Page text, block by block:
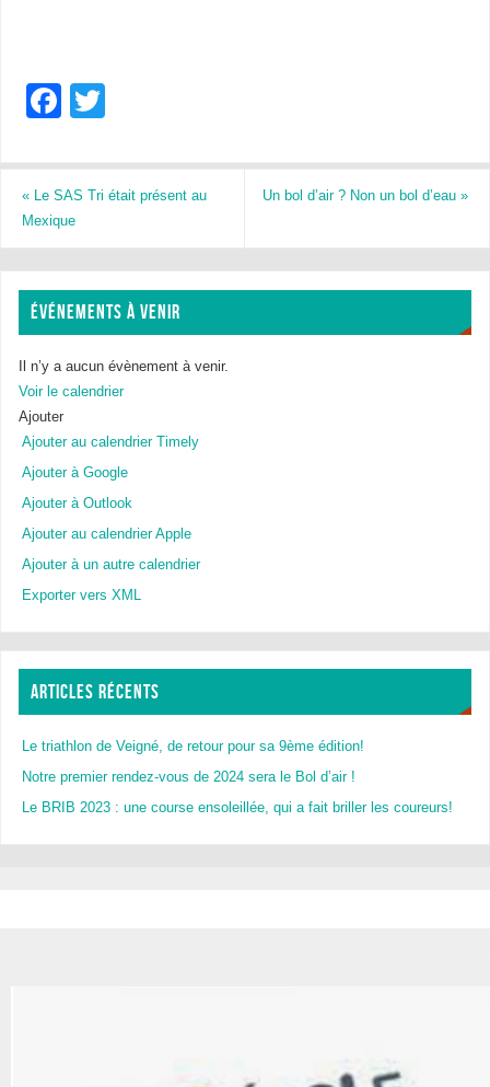
F
c
e
b
o
o
k
tt
er
«Le SAS Tri était présent au
Mexique
Un bol d’air ? Non un bol d’eau»
ÉVÉNEMENTS À VENIR
Il n’y a aucun évènement à venir.
Voir le calendrier
Ajouter
Ajouter au calendrier Timely
Ajouter à Google
Ajouter à Outlook
Ajouter au calendrier Apple
Ajouter à un autre calendrier
Exporter vers XML
ARTICLES RÉCENTS
Le triathlon de Veigné, de retour pour sa 9ème édition!
Notre premier rendez-vous de 2024 sera le Bol d’air !
Le BRIB 2023 : une course ensoleillée, qui a fait briller les coureurs!